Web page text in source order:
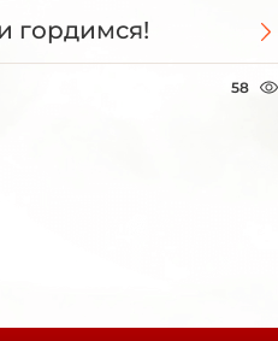
гордимся!
58